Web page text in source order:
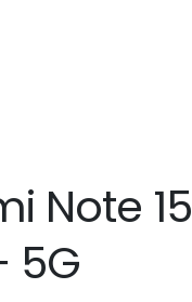
Note 15
5G